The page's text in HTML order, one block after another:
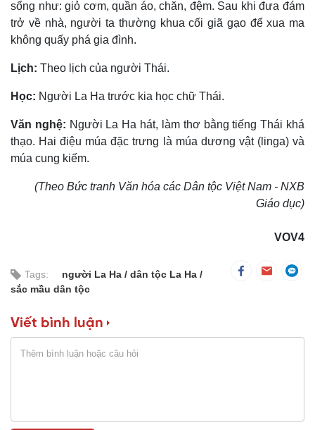
sống như: giỏ cơm, quần áo, chăn, đệm. Sau khi đưa đám
trở về nhà, người ta thường khua cối giã gạo để xua ma
không quấy phá gia đình.
Lịch: Theo lịch của người Thái.
Học: Người La Ha trước kia học chữ Thái.
Văn nghệ: Người La Ha hát, làm thơ bằng tiếng Thái khá
thạo. Hai điệu múa đặc trưng là múa dương vật (linga) và
múa cung kiếm.
(Theo Bức tranh Văn hóa các Dân tộc Việt Nam - NXB
Giáo dục)
VOV4
Tags: người La Ha
dân tộc La Ha
sắc mầu dân tộc
Viết bình luận